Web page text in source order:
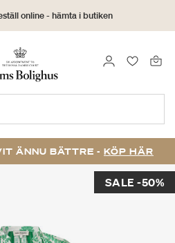
online - hämta i butiken
returrätt
LOGGA IN
ÄNNU BÄTTRE - KÖP HÄR
SALE -50%